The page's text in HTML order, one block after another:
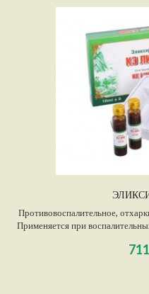
Противовоспалительное,
Применяется при
рекомендуется при